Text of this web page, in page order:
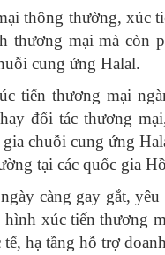
thông thường, xúc
thương mại mà còn
cung ứng Halal.
tiến thương mại
đối tác thương
chuỗi cung ứng
tại các quốc gia
càng gay gắt,
xúc tiến thương
hạ tầng hỗ trợ